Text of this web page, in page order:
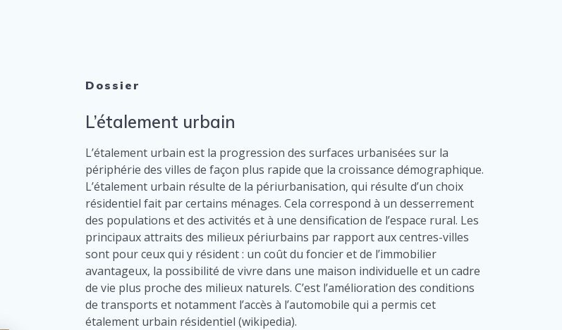
Dossier
L’étalement urbain
L’étalement urbain est la progression des surfaces urbanisées sur la
périphérie des villes de façon plus rapide que la croissance démographique.
L’étalement urbain résulte de la périurbanisation, qui résulte d’un choix
résidentiel fait par certains ménages. Cela correspond à un desserrement
des populations et des activités et à une densification de l’espace rural. Les
principaux attraits des milieux périurbains par rapport aux centres-villes
sont pour ceux qui y résident : un coût du foncier et de l’immobilier
avantageux, la possibilité de vivre dans une maison individuelle et un cadre
de vie plus proche des milieux naturels. C’est l’amélioration des conditions
de transports et notamment l’accès à l’automobile qui a permis cet
étalement urbain résidentiel (wikipedia).